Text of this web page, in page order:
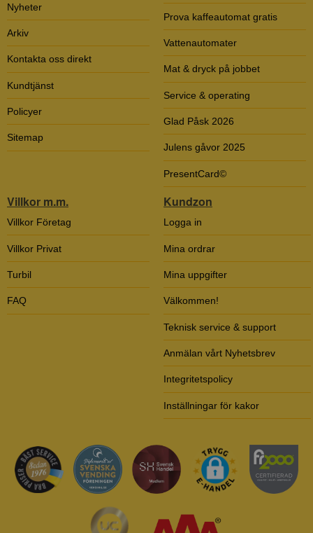
Nyheter
Arkiv
Kontakta oss direkt
Kundtjänst
Policyer
Sitemap
Prova kaffeautomat gratis
Vattenautomater
Mat & dryck på jobbet
Service & operating
Glad Påsk 2026
Julens gåvor 2025
PresentCard©
Villkor m.m.
Villkor Företag
Villkor Privat
Turbil
FAQ
Kundzon
Logga in
Mina ordrar
Mina uppgifter
Välkommen!
Teknisk service & support
Anmälan vårt Nyhetsbrev
Integritetspolicy
Inställningar för kakor